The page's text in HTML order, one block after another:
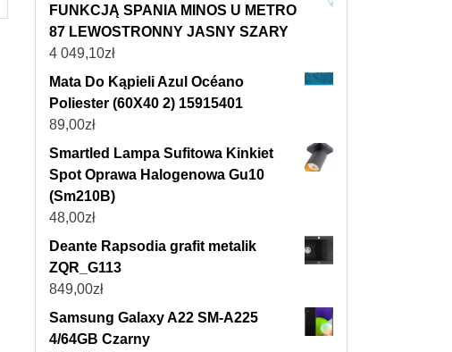
FUNKCJĄ SPANIA MINOS U METRO
87 LEWOSTRONNY JASNY SZARY
4 049,10zł
Mata Do Kąpieli Azul Océano
Poliester (60X40 2) 15915401
89,00zł
Smartled Lampa Sufitowa Kinkiet
Spot Oprawa Halogenowa Gu10
(Sm210B)
48,00zł
Deante Rapsodia grafit metalik
ZQR_G113
849,00zł
Samsung Galaxy A22 SM-A225
4/64GB Czarny